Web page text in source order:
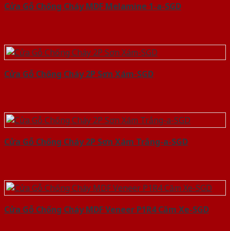
Cửa Gỗ Chống Cháy MDF Melamine 1-a-SGD
Cửa Gỗ Chống Cháy 2P Sơn Xám-SGD
Cửa Gỗ Chống Cháy 2P Sơn Xám Trắng-a-SGD
Cửa Gỗ Chống Cháy MDF Veneer P1R4 Căm Xe-SGD